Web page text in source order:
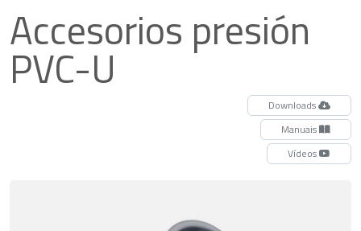
Accesorios presión
PVC-U
Downloads
Manuais
Vídeos